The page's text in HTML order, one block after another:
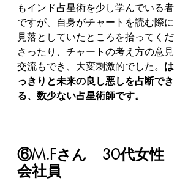
もインド占星術を少し学んでいる者
ですが、自身がチャートを読む際に
見落としていたところを拾ってくだ
さったり、チャートの考え方の意見
交流もでき、大変刺激的でした。 は
っきりと未来の良し悪しを占断でき
る、数少ない占星術師です。
⑥M.Fさん　30代女性
会社員